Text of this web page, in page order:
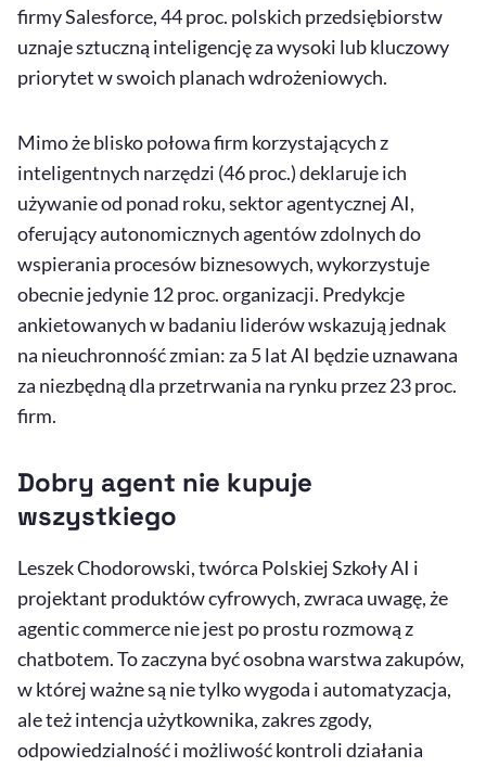
firmy Salesforce, 44 proc. polskich przedsiębiorstw
uznaje sztuczną inteligencję za wysoki lub kluczowy
priorytet w swoich planach wdrożeniowych.
Mimo że blisko połowa firm korzystających z
inteligentnych narzędzi (46 proc.) deklaruje ich
używanie od ponad roku, sektor agentycznejAI,
oferujący autonomicznych agentów zdolnych do
wspierania procesów biznesowych, wykorzystuje
obecnie jedynie 12 proc. organizacji. Predykcje
ankietowanych w badaniu liderów wskazują jednak
na nieuchronność zmian: za 5 lat AI będzie uznawana
za niezbędną dla przetrwania na rynku przez 23 proc.
firm.
Dobry agent nie kupuje
wszystkiego
Leszek Chodorowski, twórca Polskiej Szkoły AI i
projektant produktów cyfrowych, zwraca uwagę, że
agenticcommercenie jest po prostu rozmową z
chatbotem. To zaczyna być osobna warstwa zakupów,
w której ważne są nie tylko wygoda i automatyzacja,
ale też intencja użytkownika, zakres zgody,
odpowiedzialność i możliwość kontroli działania